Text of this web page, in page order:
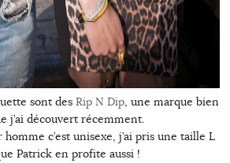
sont des Rip N Dip, une marque bien
j’ai découvert récemment.
homme c’est unisexe, j’ai pris une taille L
Patrick en profite aussi !